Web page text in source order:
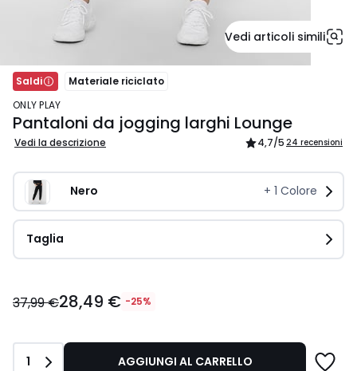
Vedi articoli simili
Saldi
Materiale riciclato
ONLY PLAY
Pantaloni da jogging larghi Lounge
Vedi la descrizione 4,7/5 24 recensioni
Nero + 1 Colore
Taglia
€
37,99 €28,49 € -25%
Quantità
1 AGGIUNGI AL CARRELLO